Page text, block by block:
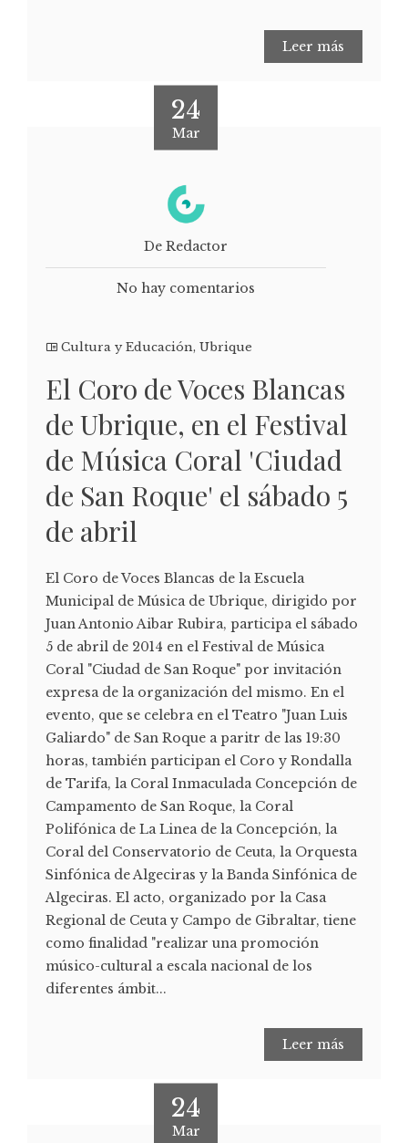
Leer más
24
Mar
De Redactor
No hay comentarios
Cultura y Educación, Ubrique
El Coro de Voces Blancas
de Ubrique, en el Festival
de Música Coral 'Ciudad
de San Roque' el sábado 5
de abril
El Coro de Voces Blancas de la Escuela
Municipal de Música de Ubrique, dirigido por
Juan Antonio Aibar Rubira, participa el sábado
5 de abril de 2014 en el Festival de Música
Coral "Ciudad de San Roque" por invitación
expresa de la organización del mismo. En el
evento, que se celebra en el Teatro "Juan Luis
Galiardo" de San Roque a paritr de las 19:30
horas, también participan el Coro y Rondalla
de Tarifa, la Coral Inmaculada Concepción de
Campamento de San Roque, la Coral
Polifónica de La Linea de la Concepción, la
Coral del Conservatorio de Ceuta, la Orquesta
Sinfónica de Algeciras y la Banda Sinfónica de
Algeciras. El acto, organizado por la Casa
Regional de Ceuta y Campo de Gibraltar, tiene
como finalidad "realizar una promoción
músico-cultural a escala nacional de los
diferentes ámbit...
Leer más
24
Mar